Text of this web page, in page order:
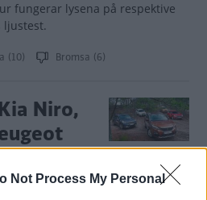
Not Process My Personal
fungerar lysena på respektive
ljustest.
(10) Bromsa (6)
Niro,
(2017)
Crossover är inte bara en idé om